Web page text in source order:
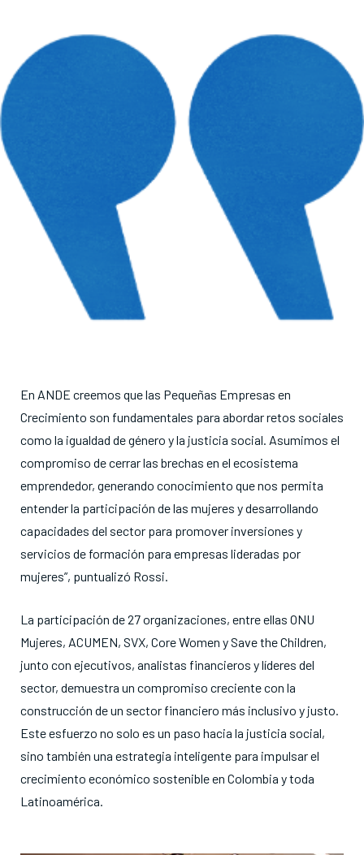
En ANDE creemos que las Pequeñas Empresas en
Crecimiento son fundamentales para abordar retos sociales
como la igualdad de género y la justicia social. Asumimos el
compromiso de cerrar las brechas en el ecosistema
emprendedor, generando conocimiento que nos permita
entender la participación de las mujeres y desarrollando
capacidades del sector para promover inversiones y
servicios de formación para empresas lideradas por
mujeres”, puntualizó Rossi.
La participación de 27 organizaciones, entre ellas ONU
Mujeres, ACUMEN, SVX, Core Women y Save the Children,
junto con ejecutivos, analistas financieros y líderes del
sector, demuestra un compromiso creciente con la
construcción de un sector financiero más inclusivo y justo.
Este esfuerzo no solo es un paso hacia la justicia social,
sino también una estrategia inteligente para impulsar el
crecimiento económico sostenible en Colombia y toda
Latinoamérica.